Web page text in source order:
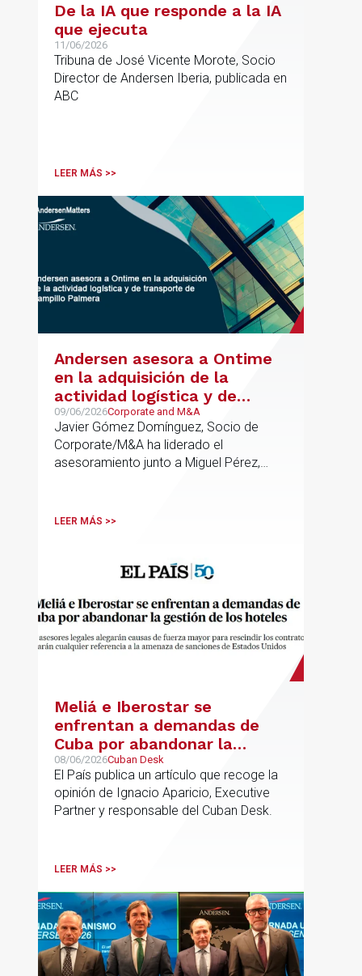
De la IA que responde a la IA
que ejecuta
11/06/2026
Tribuna de José Vicente Morote, Socio
Director de Andersen Iberia, publicada en
ABC
LEER MÁS >>
Andersen asesora a Ontime
en la adquisición de la
actividad logística y de
transporte de Campillo
Palmera
09/06/2026Corporate and M&A
Javier Gómez Domínguez, Socio de
Corporate/M&A ha liderado el
asesoramiento junto a Miguel Pérez,
LEER MÁS >>
Meliá e Iberostar se
enfrentan a demandas de
Cuba por abandonar la
gestión de los hoteles
08/06/2026Cuban Desk
El País publica un artículo que recoge la
opinión de Ignacio Aparicio, Executive
Partner y responsable del Cuban Desk.
LEER MÁS >>